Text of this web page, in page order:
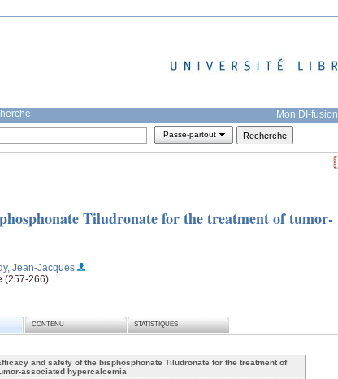
Mon DI-fusion
Passe-partout
Tiludronate for the treatment of tumor-
Jean-Jacques
(257-266)
CONTENU STATISTIQUES
and safety of the bisphosphonate Tiludronate for the treatment of
associated hypercalcemia